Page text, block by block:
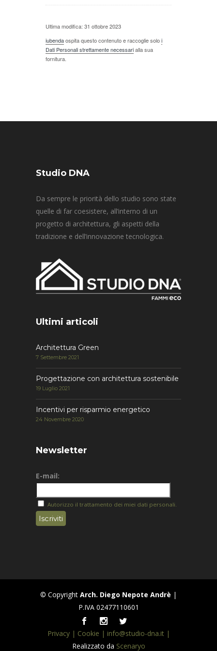
Ultima modifica: 31 ottobre 2023
iubendaospita questo contenuto e raccoglie soloi
Dati Personali strettamente necessarialla sua
fornitura.
Studio DNA
Da sempre le priorità dello studio sono state
quelle di far coesistere, all’interno di un
progetto di architettura, gli aspetti della
tradizione e dell’innovazione tecnologica.
Ultimi articoli
Architettura Green
7 Settembre 2021
Progettazione con architettura sostenibile
19 Luglio 2021
Incentivi per risparmio energetico
24 Novembre 2020
Newsletter
E-mail:
Autorizzo il trattamento dei miei dati personali.
© Copyright Arch. Diego Nepote Andrè |
P.IVA 02477110601
Privacy | Cookie | info@studio-dna.it |
Realizzato da Scenaryo